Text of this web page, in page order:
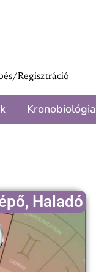
Regisztráció
Kronobiológia
, Haladó